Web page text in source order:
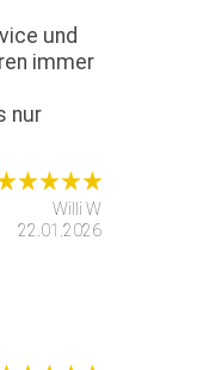
und
immer
nur
Willi W
22.01.2026